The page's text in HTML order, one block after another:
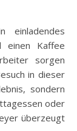
einladendes
einen Kaffee
sorgen
in dieser
sondern
oder
überzeugt